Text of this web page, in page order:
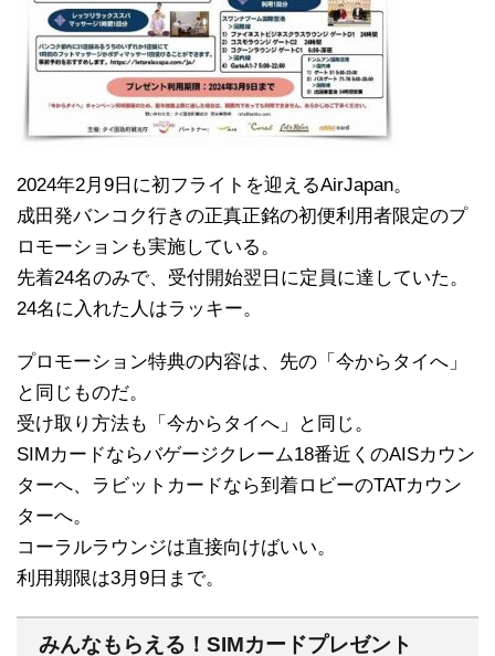
2024年2月9日に初フライトを迎えるAirJapan。
成田発バンコク行きの正真正銘の初便利用者限定のプ
ロモーションも実施している。
先着24名のみで、受付開始翌日に定員に達していた。
24名に入れた人はラッキー。
プロモーション特典の内容は、先の「今からタイへ」
と同じものだ。
受け取り方法も「今からタイへ」と同じ。
SIMカードならバゲージクレーム18番近くのAISカウン
ターへ、ラビットカードなら到着ロビーのTATカウン
ターへ。
コーラルラウンジは直接向けばいい。
利用期限は3月9日まで。
みんなもらえる！SIMカードプレゼント